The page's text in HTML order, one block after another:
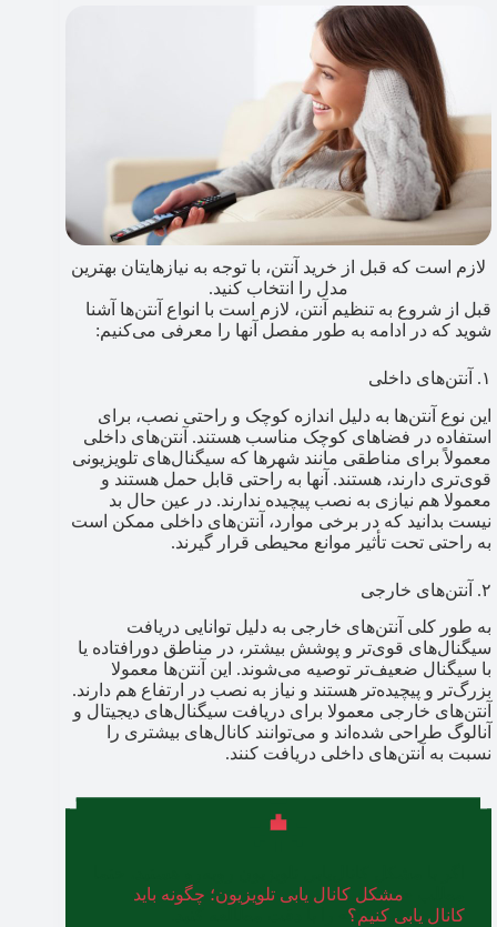
لازم است که قبل از خرید آنتن، با توجه به نیازهایتان بهترین
مدل را انتخاب کنید.
قبل از شروع به تنظیم آنتن، لازم است با انواع آنتن‌ها آشنا
شوید که در ادامه به طور مفصل آنها را معرفی می‌کنیم:
۱. آنتن‌های داخلی
این نوع آنتن‌ها به دلیل اندازه کوچک و راحتی نصب، برای
استفاده در فضاهای کوچک مناسب هستند. آنتن‌های داخلی
معمولاً برای مناطقی مانند شهرها که سیگنال‌های تلویزیونی
قوی‌تری دارند، هستند. آنها به راحتی قابل حمل هستند و
معمولا هم نیازی به نصب پیچیده ندارند. در عین حال بد
نیست بدانید که در برخی موارد، آنتن‌های داخلی ممکن است
به راحتی تحت تأثیر موانع محیطی قرار گیرند.
۲. آنتن‌های خارجی
به طور کلی آنتن‌های خارجی به دلیل توانایی دریافت
سیگنال‌های قوی‌تر و پوشش بیشتر، در مناطق دورافتاده یا
با سیگنال ضعیف‌تر توصیه می‌شوند. این آنتن‌ها معمولا
بزرگ‌تر و پیچیده‌تر هستند و نیاز به نصب در ارتفاع هم دارند.
آنتن‌های خارجی معمولا برای دریافت سیگنال‌های دیجیتال و
آنالوگ طراحی شده‌اند و می‌توانند کانال‌های بیشتری را
نسبت به آنتن‌های داخلی دریافت کنند.
مشکل کانال یابی تلویزیون؛ چگونه باید
کانال یابی کنیم؟